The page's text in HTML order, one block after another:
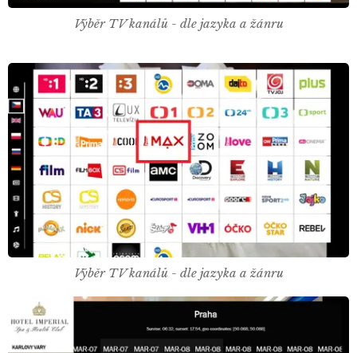
Výběr TV kanálů - dle jazyka a žánru
Výběr TV kanálů - dle jazyka a žánru